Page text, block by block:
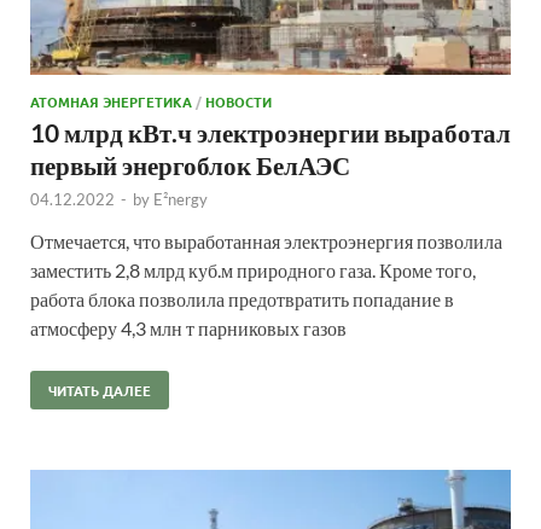
АТОМНАЯ ЭНЕРГЕТИКА /НОВОСТИ
10 млрд кВт.ч электроэнергии выработал
первый энергоблок БелАЭС
04.12.2022 - by E²nergy
Отмечается, что выработанная электроэнергия позволила
заместить 2,8 млрд куб.м природного газа. Кроме того,
работа блока позволила предотвратить попадание в
атмосферу 4,3 млн т парниковых газов
ЧИТАТЬ ДАЛЕЕ